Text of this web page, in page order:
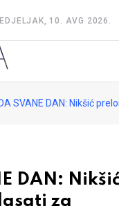
10. AVG 2026.
DA SVANE DAN: Nikšić prelomio, SDP će glasati za prvorangiranog kandidata za ustavnog sudiju, oglasio
DAN:
za